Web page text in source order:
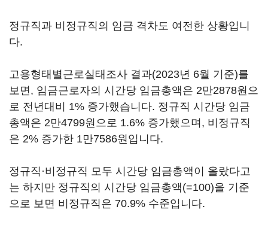
정규직과 비정규직의 임금 격차도 여전한 상황입니
다.
고용형태별근로실태조사 결과(2023년 6월 기준)를
보면, 임금근로자의 시간당 임금총액은 2만2878원으
로 전년대비 1% 증가했습니다. 정규직 시간당 임금
총액은 2만4799원으로 1.6% 증가했으며, 비정규직
은 2% 증가한 1만7586원입니다.
정규직·비정규직 모두 시간당 임금총액이 올랐다고
는 하지만 정규직의 시간당 임금총액(=100)을 기준
으로 보면 비정규직은 70.9% 수준입니다.